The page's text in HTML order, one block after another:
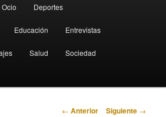
Deportes
Educación Entrevistas
Salud Sociedad
Navegación
← Anterior Siguiente →